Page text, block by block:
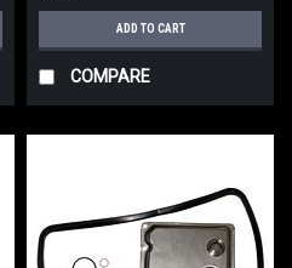
ADD TO CART
COMPARE